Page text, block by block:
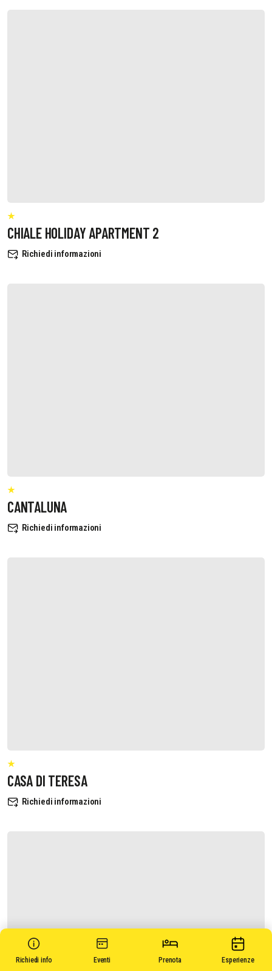
Richiedi info Eventi Prenota Esperienze
CHIALE HOLIDAY APARTMENT 2
Richiedi informazioni
CANTALUNA
Richiedi informazioni
CASA DI TERESA
Richiedi informazioni